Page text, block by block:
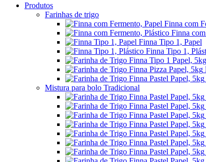
Produtos
Farinhas de trigo
Finna com
Finna
Finna Tipo 1, Papel
Finna Tipo 1,
Mistura para bolo Tradicional